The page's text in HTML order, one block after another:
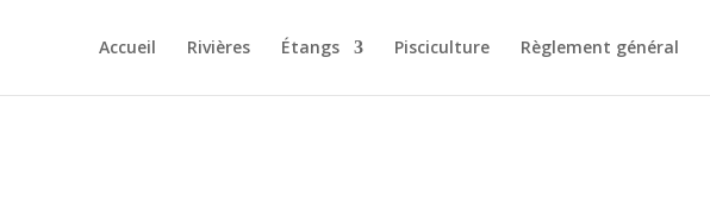
Accueil Rivières Étangs Pisciculture Règlement général